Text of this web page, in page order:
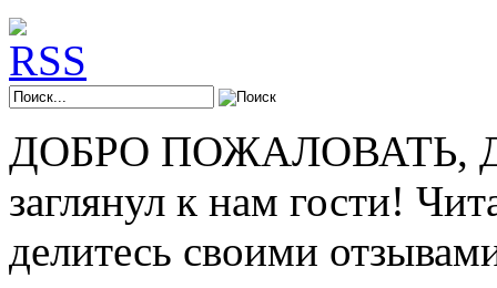
ДОБРО ПОЖАЛОВАТЬ,
заглянул к нам гости!
делитесь своими